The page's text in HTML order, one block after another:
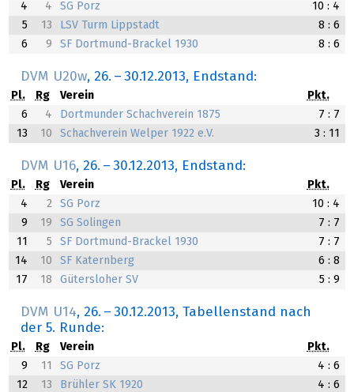
4
4 SG Porz
10 : 4
5
13 LSV Turm Lippstadt
8 : 6
6
9 SF Dortmund-Brackel 1930 8 : 6
DVM U20w, 26. – 30.12.2013, Endstand:
Pl. Rg Verein
Pkt.
6
4 Dortmunder Schachverein 1875
7 : 7
13
10 Schachverein Welper 1922 e.V. 3 : 11
DVM U16, 26. – 30.12.2013, Endstand:
Pl. Rg Verein
Pkt.
4
2 SG Porz
10 : 4
9
19 SG Solingen
7 : 7
11
5 SF Dortmund-Brackel 1930
7 : 7
14
10 SF Katernberg
6 : 8
17
18 Gütersloher SV 5 : 9
DVM U14, 26. – 30.12.2013, Tabellenstand nach
der 5. Runde:
Pl. Rg Verein
Pkt.
9
11 SG Porz
4 : 6
12
13 Brühler SK 1920
4 : 6